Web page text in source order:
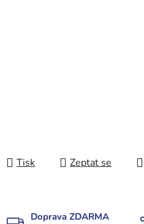
Tisk Zeptat se
Doprava ZDARMA